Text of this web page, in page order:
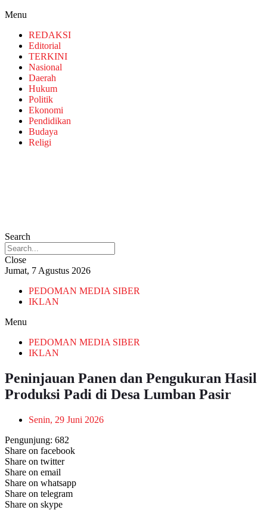
Menu
REDAKSI
Editorial
TERKINI
Nasional
Daerah
Hukum
Politik
Ekonomi
Pendidikan
Budaya
Religi
Search
Close
Jumat, 7 Agustus 2026
PEDOMAN MEDIA SIBER
IKLAN
Menu
PEDOMAN MEDIA SIBER
IKLAN
Peninjauan Panen dan Pengukuran Hasil
Produksi Padi di Desa Lumban Pasir
Senin, 29 Juni 2026
Pengunjung: 682
Share on facebook
Share on twitter
Share on email
Share on whatsapp
Share on telegram
Share on skype